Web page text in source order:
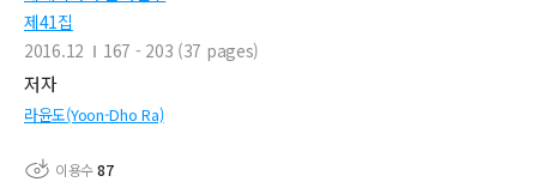
제41집
2016.12
167 - 203 (37 pages)
저자
라윤도(Yoon-Dho Ra)
이용수87